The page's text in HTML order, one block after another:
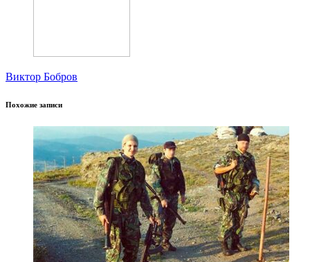
Виктор Бобров
Похожие записи